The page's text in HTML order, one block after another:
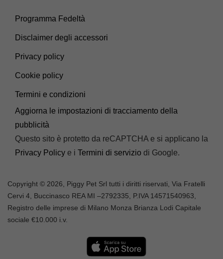
Programma Fedeltà
Disclaimer degli accessori
Privacy policy
Cookie policy
Termini e condizioni
Aggiorna le impostazioni di tracciamento della
pubblicità
Questo sito è protetto da reCAPTCHA e si applicano la
Privacy Policy e i Termini di servizio di Google.
Copyright © 2026, Piggy Pet Srl tutti i diritti riservati, Via Fratelli
Cervi 4, Buccinasco REA MI –2792335 , P.IVA 14571540963,
Registro delle imprese di Milano Monza Brianza Lodi Capitale
sociale €10.000 i.v.